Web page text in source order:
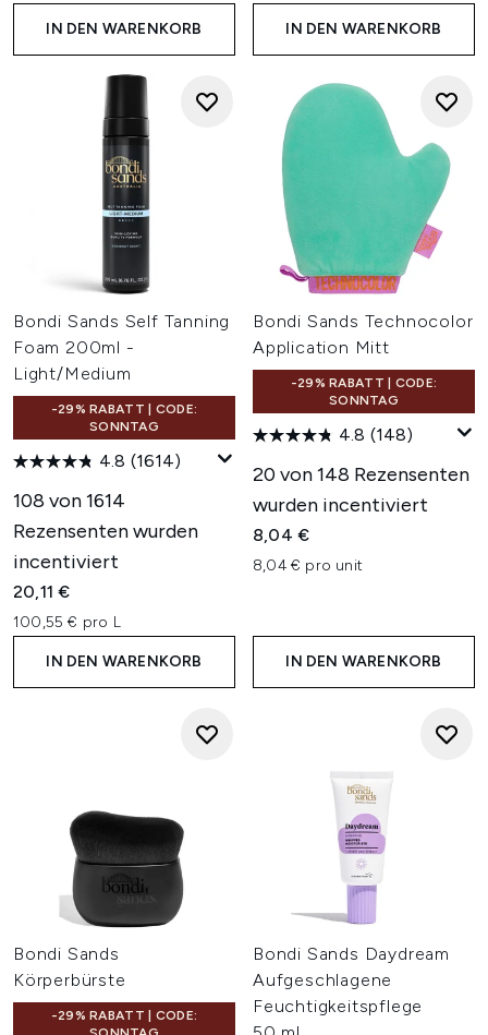
IN DEN WARENKORB IN DEN WARENKORB
Bondi Sands Self Tanning
Foam 200ml -
Light/Medium
-29% RABATT | CODE:
SONNTAG
4.8 (1614)
108 von 1614
Rezensenten wurden
incentiviert
20,11 €
100,55 € pro L
IN DEN WARENKORB
Bondi Sands Technocolor
Application Mitt
-29% RABATT | CODE:
SONNTAG
4.8 (148)
20 von 148 Rezensenten
wurden incentiviert
8,04 €
8,04 € pro unit
IN DEN WARENKORB
Bondi Sands
Körperbürste
-29% RABATT | CODE:
Bondi Sands Daydream
Aufgeschlagene
Feuchtigkeitspflege